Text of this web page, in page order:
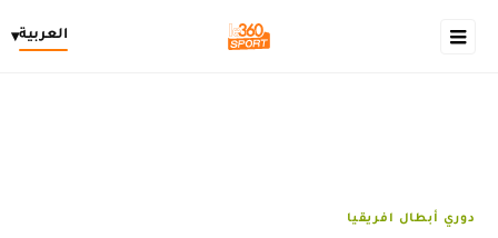
العربية▾
دوري أبطال افريقيا